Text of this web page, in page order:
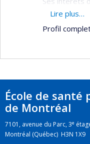
décision par
trouvent et
place pour
travaux
empirique.
Lire plus…
Profil
École de santé
de Montréal
7101, avenue du Parc, 3e
Montréal (Québec) H3N 1X9